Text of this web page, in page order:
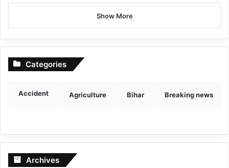
Show More
Categories
Accident Agriculture Bihar Breaking news
Archives Archives